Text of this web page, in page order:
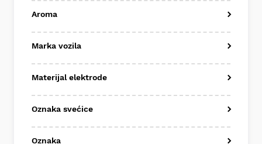
Aroma
Marka vozila
Materijal elektrode
Oznaka svećice
Oznaka